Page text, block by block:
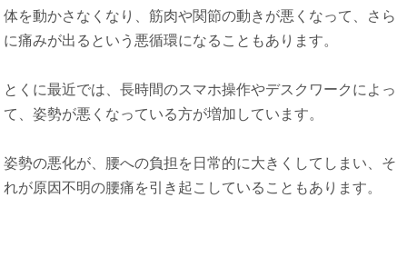
体を動かさなくなり、筋肉や関節の動きが悪くなって、さら
に痛みが出るという悪循環になることもあります。
とくに最近では、長時間のスマホ操作やデスクワークによっ
て、姿勢が悪くなっている方が増加しています。
姿勢の悪化が、腰への負担を日常的に大きくしてしまい、そ
れが原因不明の腰痛を引き起こしていることもあります。